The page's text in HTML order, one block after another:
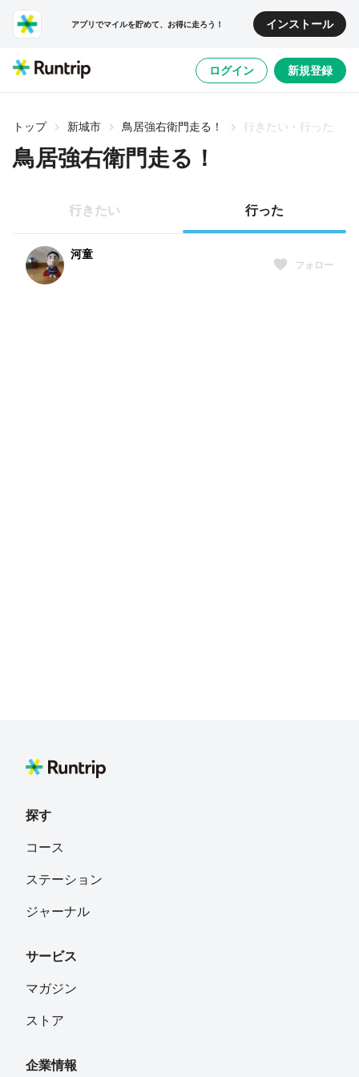
アプリでマイルを貯めて、お得に走ろう！ インストール
ログイン 新規登録
トップ 新城市 鳥居強右衛門走る！ 行きたい・行った
鳥居強右衛門走る！
行きたい 行った
河童
フォロー
探す
コース
ステーション
ジャーナル
サービス
マガジン
ストア
企業情報